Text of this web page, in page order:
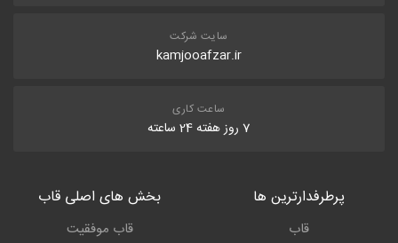
سایت شرکت
kamjooafzar.ir
ساعت کاری
7 روز هفته 24 ساعته
پرطرفدارترین ها
قاب
بخش های اصلی قاب
قاب موفقیت